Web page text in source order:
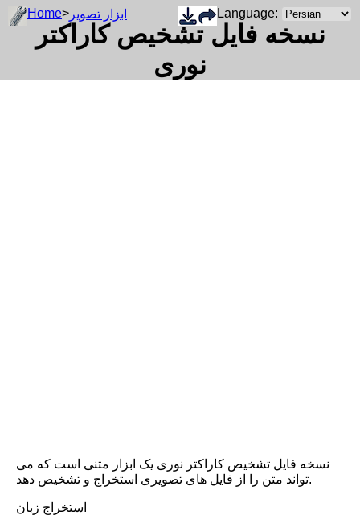
Home> ابزار تصویر
نسخه فایل تشخیص کاراکتر
نوری
Language:
نسخه فایل تشخیص کاراکتر نوری یک ابزار متنی است که می
تواند متن را از فایل های تصویری استخراج و تشخیص دهد.
استخراج زبان